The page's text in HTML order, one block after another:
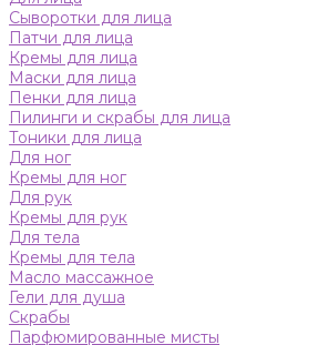
Сыворотки для лица
Патчи для лица
Кремы для лица
Маски для лица
Пенки для лица
Пилинги и скрабы для лица
Тоники для лица
Для ног
Кремы для ног
Для рук
Кремы для рук
Для тела
Кремы для тела
Масло массажное
Гели для душа
Скрабы
Парфюмированные мисты